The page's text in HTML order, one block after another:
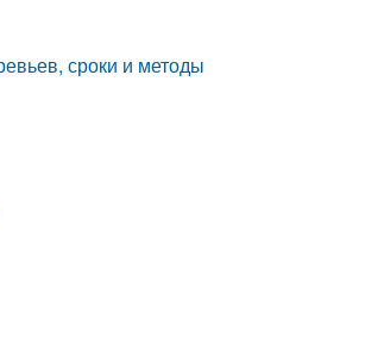
сроки и методы